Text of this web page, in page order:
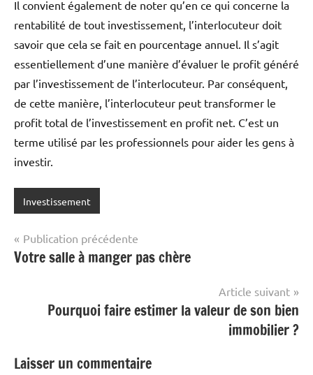
Il convient également de noter qu’en ce qui concerne la
rentabilité de tout investissement, l’interlocuteur doit
savoir que cela se fait en pourcentage annuel. Il s’agit
essentiellement d’une manière d’évaluer le profit généré
par l’investissement de l’interlocuteur. Par conséquent,
de cette manière, l’interlocuteur peut transformer le
profit total de l’investissement en profit net. C’est un
terme utilisé par les professionnels pour aider les gens à
investir.
Investissement
Navigation
de
Publication précédente
Votre salle à manger pas chère
Article suivant
Pourquoi faire estimer la valeur de son bien
immobilier ?
Laisser un commentaire